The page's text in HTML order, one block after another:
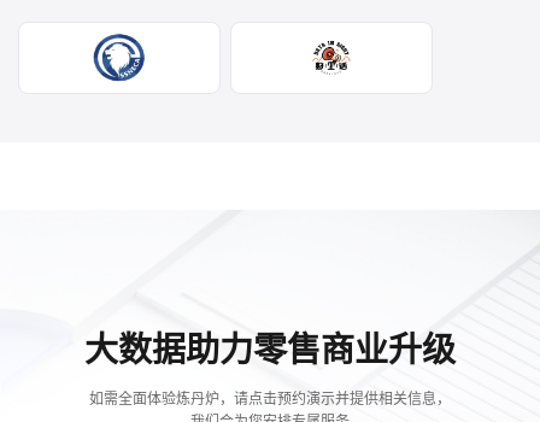
大数据助力零售商业升级
如需全面体验炼丹炉，请点击预约演示并提供相关信息，